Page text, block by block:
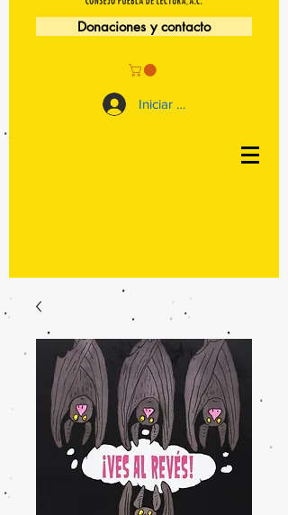
Donaciones y contacto
Iniciar sesión